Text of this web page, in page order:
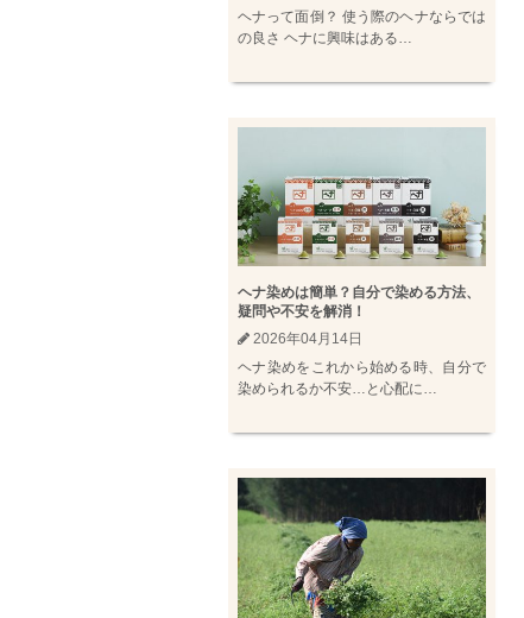
ヘナって面倒？ 使う際のヘナならでは
の良さ ヘナに興味はある…
ヘナ染めは簡単？自分で染める方法、
疑問や不安を解消！
2026年04月14日
ヘナ染めをこれから始める時、自分で
染められるか不安…と心配に…